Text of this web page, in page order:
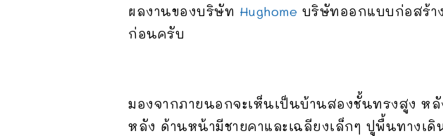
ผลงานของบริษัท Hughome บริษัทออกแบบก่อสร้า
ก่อนครับ
มองจากภายนอกจะเห็นเป็นบ้านสองชั้นทรงสูง
หลัง ด้านหน้ามีชายคาและเฉลียงเล็กๆ ปูพื้นทางเ